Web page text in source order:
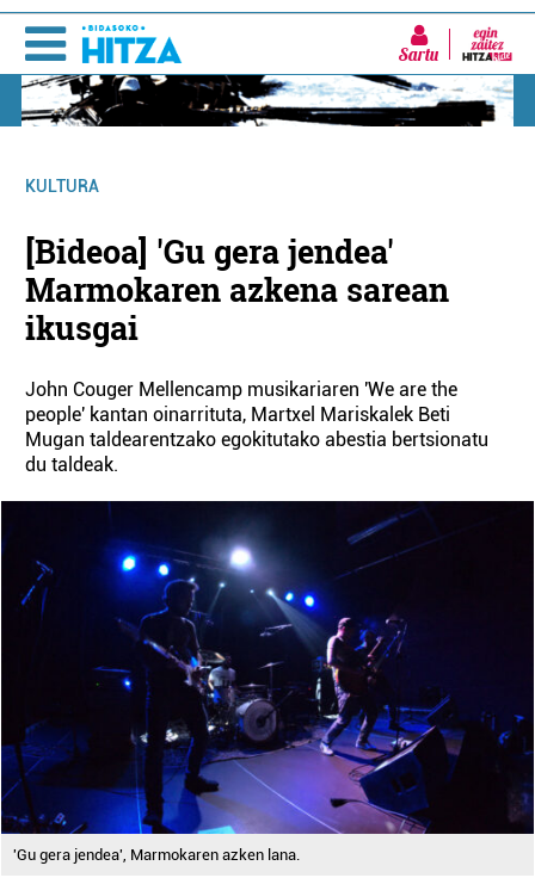
Sartu
KULTURA
[Bideoa] 'Gu gera jendea'
Marmokaren azkena sarean
ikusgai
John Couger Mellencamp musikariaren 'We are the
people' kantan oinarrituta, Martxel Mariskalek Beti
Mugan taldearentzako egokitutako abestia bertsionatu
du taldeak.
'Gu gera jendea', Marmokaren azken lana.